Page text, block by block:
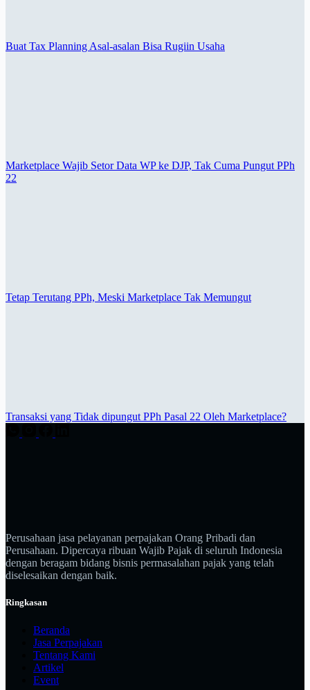
Buat Tax Planning Asal-asalan Bisa Rugiin Usaha
Marketplace Wajib Setor Data WP ke DJP, Tak Cuma Pungut PPh
22
Tetap Terutang PPh, Meski Marketplace Tak Memungut
Transaksi yang Tidak dipungut PPh Pasal 22 Oleh Marketplace?
Perusahaan jasa pelayanan perpajakan Orang Pribadi dan
Perusahaan. Dipercaya ribuan Wajib Pajak di seluruh Indonesia
dengan beragam bidang bisnis permasalahan pajak yang telah
diselesaikan dengan baik.
Ringkasan
Beranda
Jasa Perpajakan
Tentang Kami
Artikel
Event